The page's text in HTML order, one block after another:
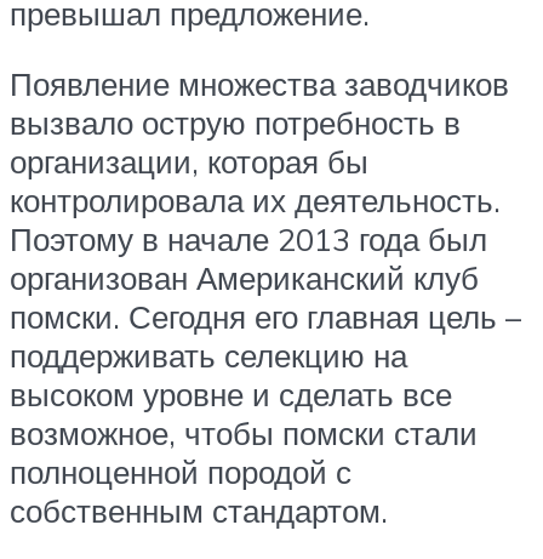
превышал предложение.
Появление множества заводчиков
вызвало острую потребность в
организации, которая бы
контролировала их деятельность.
Поэтому в начале 2013 года был
организован Американский клуб
помски. Сегодня его главная цель –
поддерживать селекцию на
высоком уровне и сделать все
возможное, чтобы помски стали
полноценной породой с
собственным стандартом.